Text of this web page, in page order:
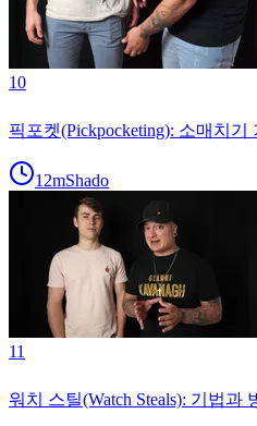
10
픽포켓(Pickpocketing): 소매치기
12mShado
11
워치 스틸(Watch Steals): 기법과